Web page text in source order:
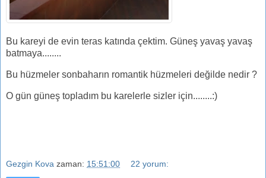
Bu kareyi de evin teras katında çektim. Güneş yavaş yavaş
batmaya........
Bu hüzmeler sonbaharın romantik hüzmeleri değilde nedir ?
O gün güneş topladım bu karelerle sizler için........:)
Gezgin Kova zaman: 15:51:00 22 yorum: